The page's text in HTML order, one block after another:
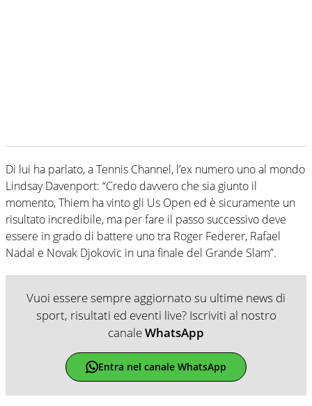
Di lui ha parlato, a Tennis Channel, l’ex numero uno al mondo
Lindsay Davenport: “Credo davvero che sia giunto il
momento, Thiem ha vinto gli Us Open ed è sicuramente un
risultato incredibile, ma per fare il passo successivo deve
essere in grado di battere uno tra Roger Federer, Rafael
Nadal e Novak Djokovic in una finale del Grande Slam”.
Vuoi essere sempre aggiornato su ultime news di
sport, risultati ed eventi live? Iscriviti al nostro
canaleWhatsApp
Entra nel canale WhatsApp